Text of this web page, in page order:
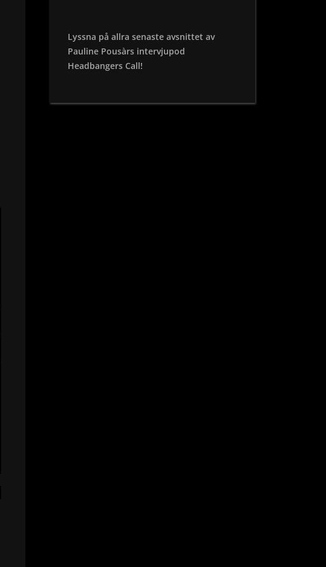
Lyssna på allra senaste avsnittet av
Pauline Pousàrs intervjupod
Headbangers Call!